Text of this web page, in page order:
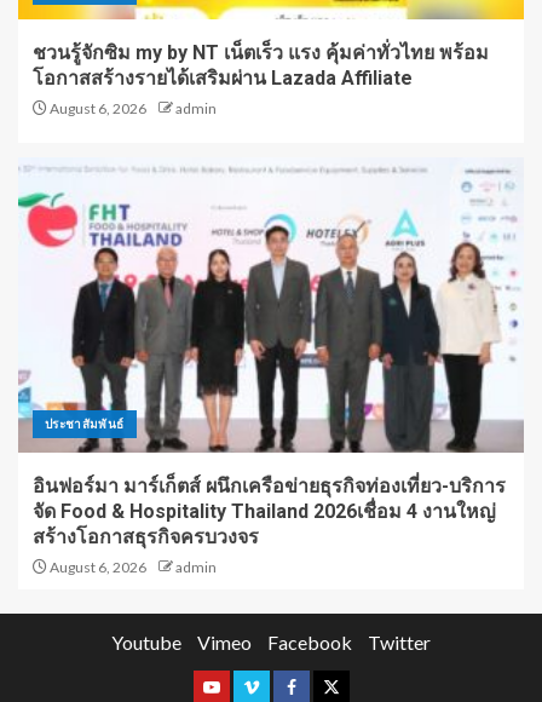
ชวนรู้จักซิม my by NT เน็ตเร็ว แรง คุ้มค่าทั่วไทย พร้อม
โอกาสสร้างรายได้เสริมผ่าน Lazada Affiliate
August 6, 2026 admin
ประชาสัมพันธ์
อินฟอร์มา มาร์เก็ตส์ ผนึกเครือข่ายธุรกิจท่องเที่ยว-บริการ
จัด Food & Hospitality Thailand 2026เชื่อม 4 งานใหญ่
สร้างโอกาสธุรกิจครบวงจร
August 6, 2026 admin
Youtube Vimeo Facebook Twitter